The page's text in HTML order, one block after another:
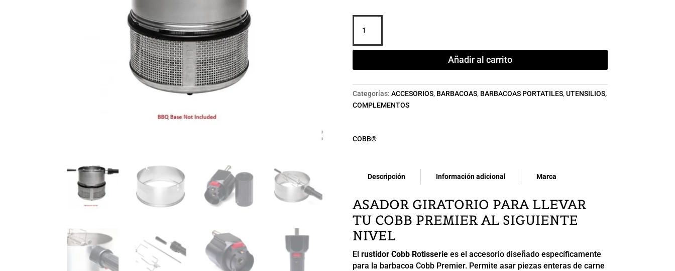
COBB
ROTISSERIE
Añadir al carrito
Categorías: ACCESORIOS, BARBACOAS, BARBACOAS PORTATILES,UTENSILIOS,
COMPLEMENTOS
COBB®
Descripción Información adicional Marca
ASADOR GIRATORIO PARA LLEVAR
TU COBB PREMIER AL SIGUIENTE
NIVEL
El rustidor Cobb Rotisseriees el accesorio diseñado específicamente
para la barbacoa Cobb Premier. Permite asar piezas enteras de carne